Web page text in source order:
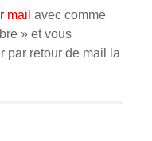
mail avec comme
» et vous
par retour de mail la